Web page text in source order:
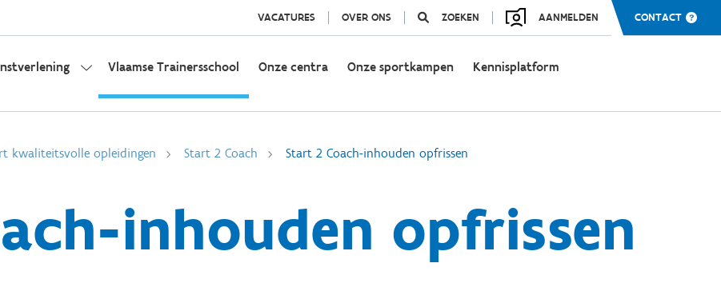
VACATURES OVER ONS ZOEKEN AANMELDEN CONTACT
Vlaamse Trainersschool Onze centra Onze sportkampen Kennisplatform
kwaliteitsvolle opleidingen Start 2 Coach Start 2 Coach-inhouden opfrissen
inhouden opfrissen